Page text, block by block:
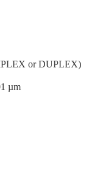
or DUPLEX)
µm